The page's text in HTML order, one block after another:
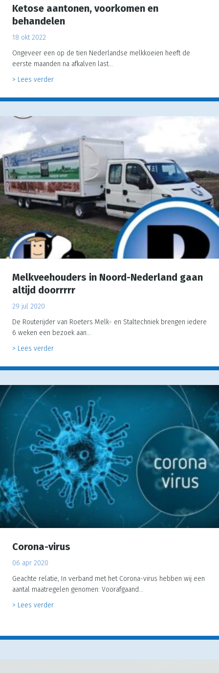
Ketose aantonen, voorkomen en
behandelen
18 okt 2022
Ongeveer een op de tien Nederlandse melkkoeien heeft de
eerste maanden na afkalven last…
> Lees verderabout Ketose aantonen, voorkomen en behandelen
Melkveehouders in Noord-Nederland gaan
altijd doorrrrr
29 jul 2020
De Routerijder van Roeters Melk- en Staltechniek brengen iedere
6 weken een bezoek aan…
> Lees verderabout Melkveehouders in Noord-Nederland gaan altijd
Corona-virus
06 apr 2020
Geachte relatie, In verband met het Corona-virus hebben wij een
aantal maatregelen genomen: Voorafgaand…
> Lees verderabout Corona-virus